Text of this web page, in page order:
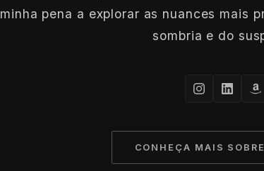
minha pena a explorar as nuances mais
sombria e do
CONHEÇA MAIS